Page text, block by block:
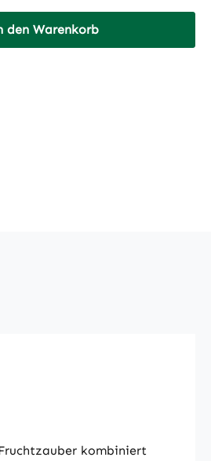
gewünschten Wert
den Warenkorb
kombiniert